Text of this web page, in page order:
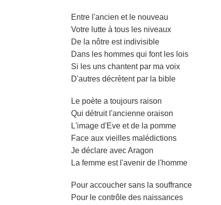
Entre l'ancien et le nouveau
Votre lutte à tous les niveaux
De la nôtre est indivisible
Dans les hommes qui font les lois
Si les uns chantent par ma voix
D'autres décrètent par la bible
Le poète a toujours raison
Qui détruit l'ancienne oraison
L'image d'Eve et de la pomme
Face aux vieilles malédictions
Je déclare avec Aragon
La femme est l'avenir de l'homme
Pour accoucher sans la souffrance
Pour le contrôle des naissances